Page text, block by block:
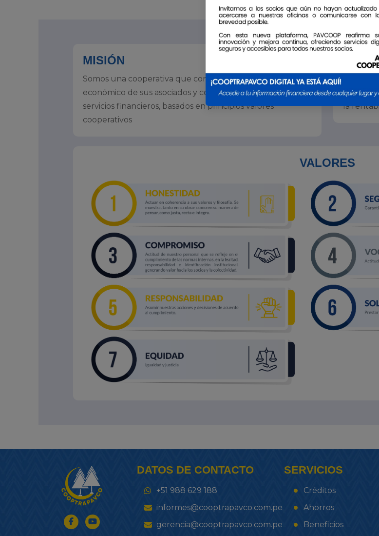
MISIÓN
Somos una cooperativa que contribuye al desarrollo socio
económico de sus asociados y comunidad. Brindando
servicios financieros, basados en principios valores
cooperativos
Ser
variedad
la
VALORES
DATOS DE CONTACTO
+51 988 629 188
informes@cooptrapavco.com.pe
gerencia@cooptrapavco.com.pe
SERVICIOS
Créditos
Ahorros
Beneficios